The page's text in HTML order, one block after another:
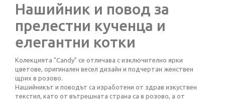
Нашийник и повод за
прелестни кученца и
елегантни котки
Колекцията "Candy" се отличава с изключително ярки
цветове, оригинален весел дизайн и подчертан женствен
щрих в розово.
Нашийникът и поводът са изработени от здрав изкуствен
текстил, като от вътрешната страна са в розово, а от